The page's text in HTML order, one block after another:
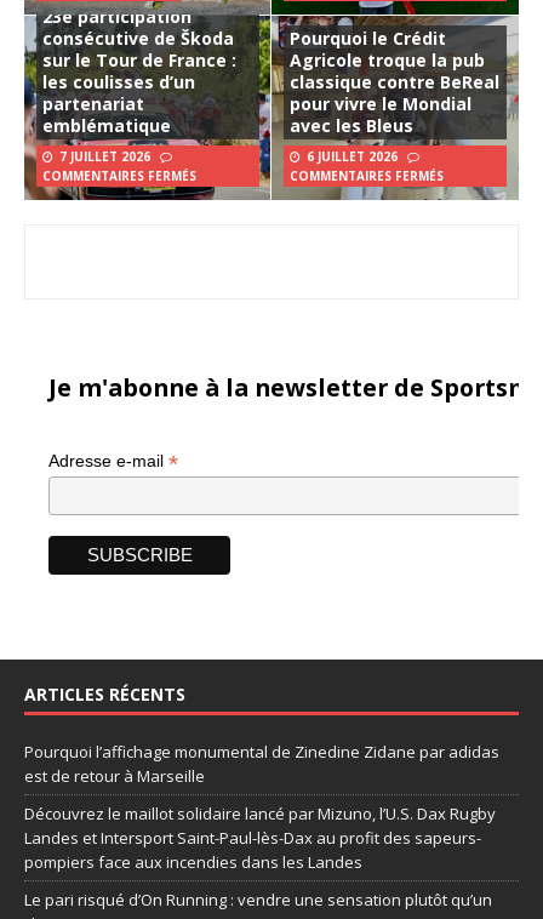
23e participation
consécutive de Škoda
sur le Tour de France :
les coulisses d’un
partenariat
emblématique
7 JUILLET 2026
COMMENTAIRES FERMÉS
Pourquoi le Crédit
Agricole troque la pub
classique contre BeReal
pour vivre le Mondial
avec les Bleus
6 JUILLET 2026
COMMENTAIRES FERMÉS
Je m'abonne à la newsletter de
Adresse e-mail *
ARTICLES RÉCENTS
Pourquoi l’affichage monumental de Zinedine Zidane par adidas
est de retour à Marseille
Découvrez le maillot solidaire lancé par Mizuno, l’U.S. Dax Rugby
Landes et Intersport Saint-Paul-lès-Dax au profit des sapeurs-
pompiers face aux incendies dans les Landes
Le pari risqué d’On Running : vendre une sensation plutôt qu’un